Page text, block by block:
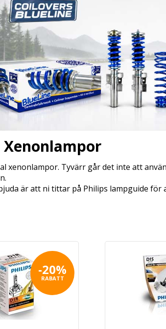
Xenonlampor
xenonlampor. Tyvärr går det inte att
är att ni tittar på Philips lampguide
-20%
RABATT